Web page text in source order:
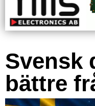
Svensk
bättre